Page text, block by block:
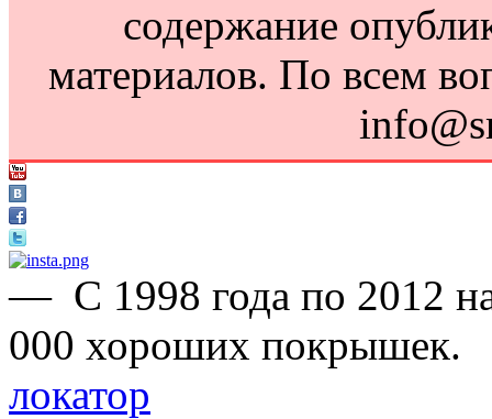
содержание
материалов. По всем
— С 1998 года по 2012
000 хороших покрышек.
локатор